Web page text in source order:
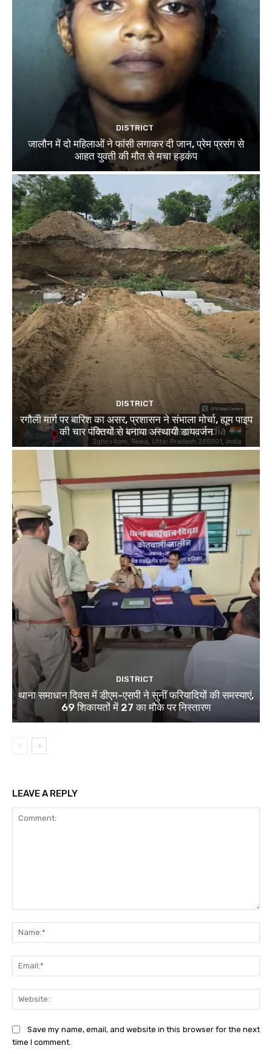
DISTRICT
जालौन में दो महिलाओं ने फांसी लगाकर दी जान, प्रेम प्रसंग से
आहत युवती की मौत से मचा हड़कंप
DISTRICT
रगौली मार्ग पर बारिश का असर, प्रशासन ने संभाला मोर्चा, ह्यूम पाइप
की चार पंक्तियों से बनाया अस्थायी डायवर्जन
DISTRICT
थाना समाधान दिवस में डीएम-एसपी ने सुनीं फरियादियों की समस्याएं,
69 शिकायतों में 27 का मौके पर निस्तारण
LEAVE A REPLY
Save my name, email, and website in this browser for the next
time I comment.